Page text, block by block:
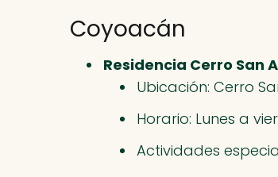
Coyoacán
Residencia Cerro San
Ubicación: Cerro
Horario: Lunes a
Actividades